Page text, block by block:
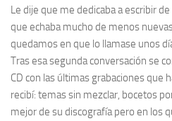
Le dije que me dedicaba a escribir
que echaba mucho de menos
quedamos en que lo llamase unos
Tras esa segunda conversación se
CD con las últimas grabaciones que
recibí: temas sin mezclar, bocetos
mejor de su discografía pero en los